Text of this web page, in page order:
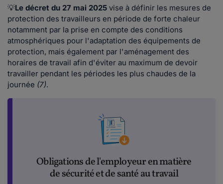
💡Le décret du 27 mai 2025 vise à définir les mesures de
protection des travailleurs en période de forte chaleur
notamment par la prise en compte des conditions
atmosphériques pour l'adaptation des équipements de
protection, mais également par l'aménagement des
horaires de travail afin d'éviter au maximum de devoir
travailler pendant les périodes les plus chaudes de la
journée (7).
Obligations de l'employeur en matière
de sécurité et de santé au travail